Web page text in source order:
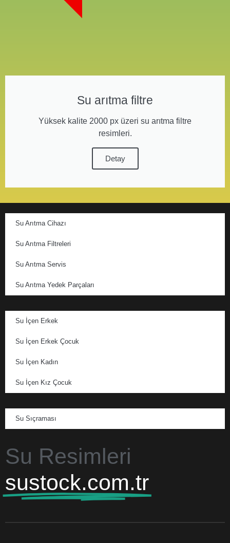
Su arıtma filtre
Yüksek kalite 2000 px üzeri su arıtma filtre
resimleri.
Detay
Su Arıtma Cihazı
Su Arıtma Filtreleri
Su Arıtma Servis
Su Arıtma Yedek Parçaları
Su İçen Erkek
Su İçen Erkek Çocuk
Su İçen Kadın
Su İçen Kız Çocuk
Su Sıçraması
Su Resimleri
sustock.com.tr